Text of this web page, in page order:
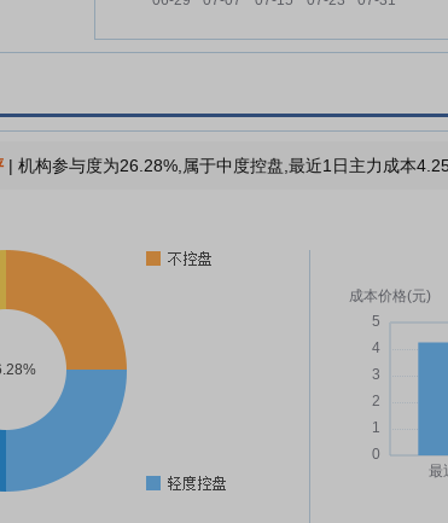
| 机构参与度为26.28%,属于中度控盘,最近1日主力成本